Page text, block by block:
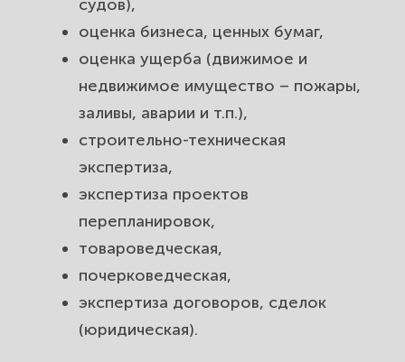
судов),
оценка бизнеса, ценных бумаг,
оценка ущерба (движимое и
недвижимое имущество – пожары,
заливы, аварии и т.п.),
строительно-техническая
экспертиза,
экспертиза проектов
перепланировок,
товароведческая,
почерковедческая,
экспертиза договоров, сделок
(юридическая).